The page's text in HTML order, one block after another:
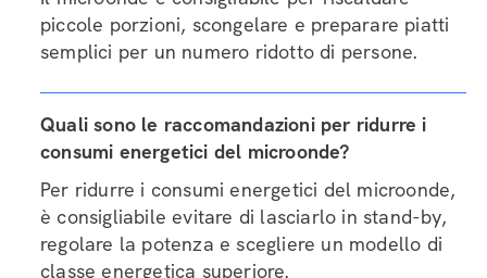
piccole porzioni, scongelare e preparare piatti
semplici per un numero ridotto di persone.
Quali sono le raccomandazioni per ridurre i
consumi energetici del microonde?
Per ridurre i consumi energetici del microonde,
è consigliabile evitare di lasciarlo in stand-by,
regolare la potenza e scegliere un modello di
classe energetica superiore.